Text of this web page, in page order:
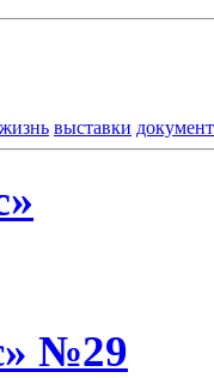
выставки
№29